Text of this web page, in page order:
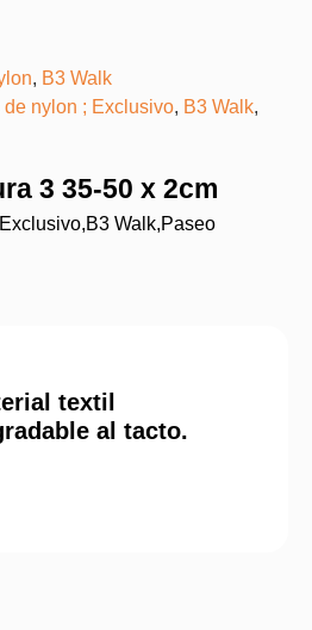
, B3 Walk
de nylon ; Exclusivo, B3 Walk,
3 35-50 x 2cm
,B3 Walk,Paseo
textil
al tacto.